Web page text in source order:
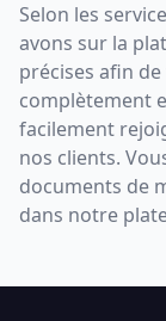
Selon les
avons sur la
précises afin
complètement
facilement
nos clients.
documents de
dans notre